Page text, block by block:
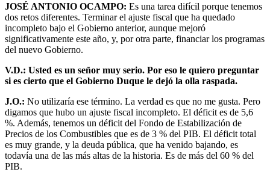
JOSÉ ANTONIO OCAMPO: Es una tarea difícil porque tenemos
dos retos diferentes. Terminar el ajuste fiscal que ha quedado
incompleto bajo el Gobierno anterior, aunque mejoró
significativamente este año, y, por otra parte, financiar los programas
del nuevo Gobierno.
V.D.: Usted es un señor muy serio. Por eso le quiero preguntar
si es cierto que el Gobierno Duque le dejó la olla raspada.
J.O.: No utilizaría ese término. La verdad es que no me gusta. Pero
digamos que hubo un ajuste fiscal incompleto. El déficit es de 5,6
%. Además, tenemos un déficit del Fondo de Estabilización de
Precios de los Combustibles que es de 3 % del PIB. El déficit total
es muy grande, y la deuda pública, que ha venido bajando, es
todavía una de las más altas de la historia. Es de más del 60 % del
PIB.